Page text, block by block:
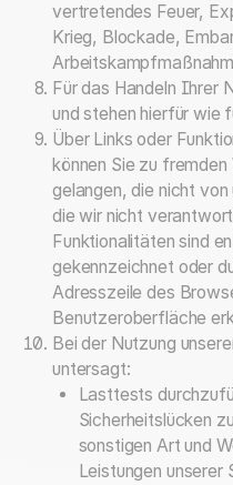
vertretendes Feuer,
Krieg, Blockade,
Für das Handeln Ihrer
und stehen hierfür wie
Über Links oder
können Sie zu
gelangen, die nicht
die wir nicht
Funktionalitäten sind
gekennzeichnet oder
Adresszeile des
Benutzeroberfläche
Bei der Nutzung
untersagt:
Lasttests
Sicherheitslücken
sonstigen Art und
Leistungen